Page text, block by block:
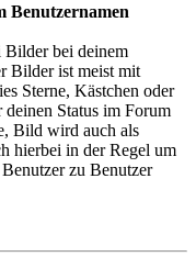
Benutzernamen
Bilder bei deinem
Bilder ist meist mit
Sterne, Kästchen oder
Status im Forum
Bild wird auch als
hierbei in der Regel um
zu Benutzer